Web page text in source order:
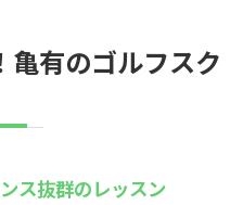
亀有のゴルフスク
ス抜群のレッスン